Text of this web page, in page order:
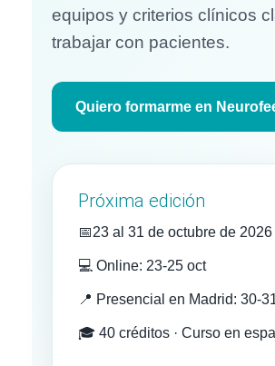
equipos y criterios clínicos
trabajar con pacientes.
Quiero formarme en
Próxima edición
📅23 al 31 de octubre de 2026
💻 Online: 23-25 oct
📍 Presencial en Madrid: 30-
🎓 40 créditos · Curso en